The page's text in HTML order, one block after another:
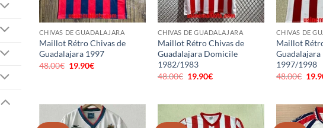
CHIVAS DE GUADALAJARA
Maillot Rétro Chivas de
Guadalajara 1997
48.00€ Le
19.90€
CHIVAS DE GUADALAJARA
Maillot Rétro Chivas de
Guadalajara Domicile
1982/1983
48.00€ Le
48.00€.
19.90€
CHIVAS DE
Maillot
1997/1998
48.00€ Le